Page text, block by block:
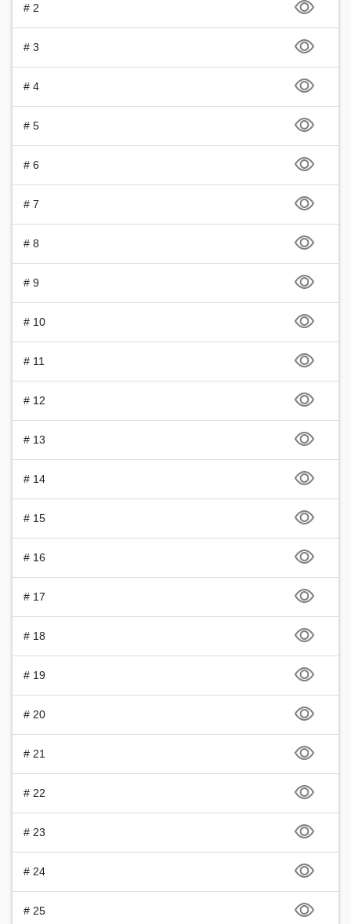
# 2
# 3
# 4
# 5
# 6
# 7
# 8
# 9
# 10
# 11
# 12
# 13
# 14
# 15
# 16
# 17
# 18
# 19
# 20
# 21
# 22
# 23
# 24
# 25